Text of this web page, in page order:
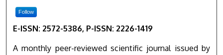
Follow
E-ISSN: 2572-5386, P-ISSN: 2226-1419
A monthly peer-reviewed scientific journal issued by